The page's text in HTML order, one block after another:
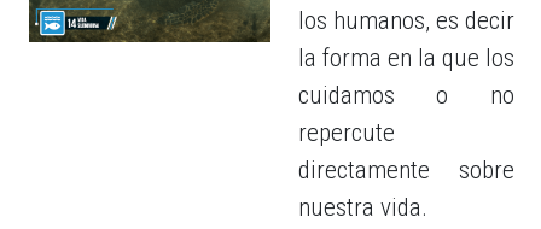
los humanos, es decir
la forma en la que los
cuidamos o no
repercute
directamente sobre
nuestra vida.